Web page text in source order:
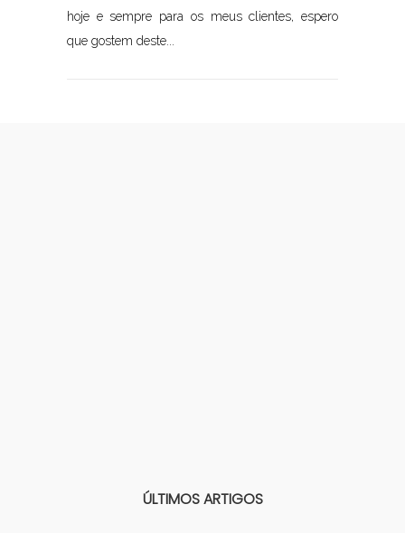
hoje e sempre para os meus clientes, espero
que gostem deste...
ÚLTIMOS ARTIGOS